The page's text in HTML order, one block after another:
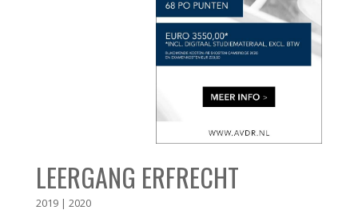
LEERGANG ERFRECHT
2019 | 2020